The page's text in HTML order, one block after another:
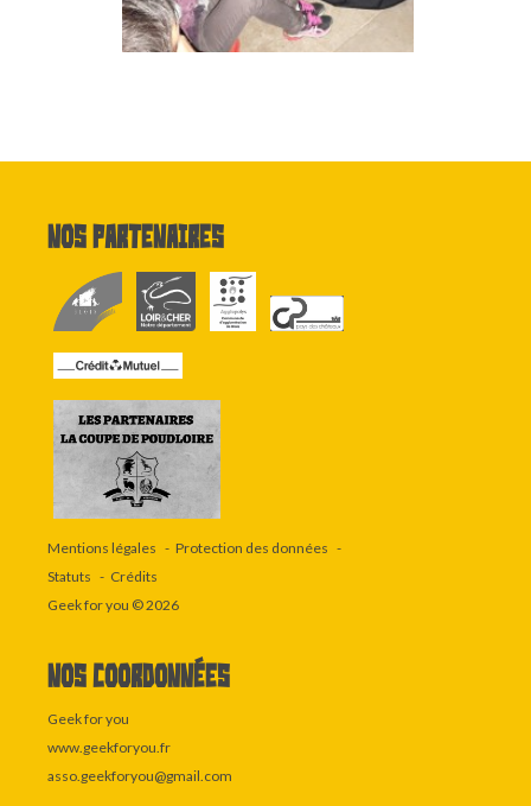
Nos partenaires
Mentions légales
Protection des données
Statuts
Crédits
Geek for you © 2026
Nos coordonnées
Geek for you
www.geekforyou.fr
asso.geekforyou@gmail.com